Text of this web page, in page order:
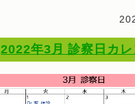
2022年3月 診察日カレ